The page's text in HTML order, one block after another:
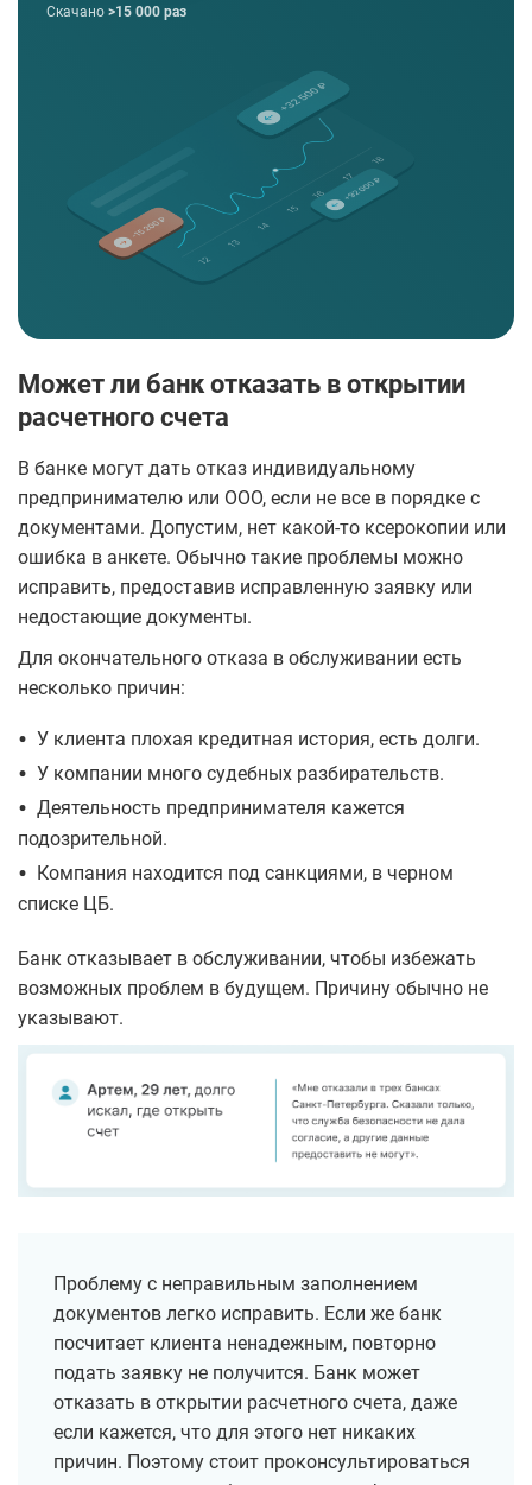
Скачано >15 000 раз
Может ли банк отказать в открытии
расчетного счета
В банке могут дать отказ индивидуальному
предпринимателю или ООО, если не все в порядке с
документами. Допустим, нет какой-то ксерокопии или
ошибка в анкете. Обычно такие проблемы можно
исправить, предоставив исправленную заявку или
недостающие документы.
Для окончательного отказа в обслуживании есть
несколько причин:
• У клиента плохая кредитная история, есть долги.
• У компании много судебных разбирательств.
• Деятельность предпринимателя кажется
подозрительной.
• Компания находится под санкциями, в черном
списке ЦБ.
Банк отказывает в обслуживании, чтобы избежать
возможных проблем в будущем. Причину обычно не
указывают.
Проблему с неправильным заполнением
документов легко исправить. Если же банк
посчитает клиента ненадежным, повторно
подать заявку не получится. Банк может
отказать в открытии расчетного счета, даже
если кажется, что для этого нет никаких
причин. Поэтому стоит проконсультироваться